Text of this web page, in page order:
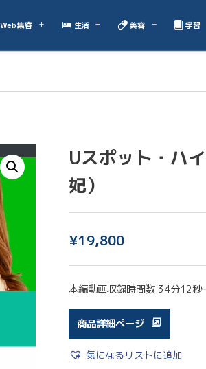
Web集客 生活 美容 学習
Uスポット・ハ
妃）
¥19,800
本編動画収録時間数 34分12
商品詳細ページ
気になるリストに追加